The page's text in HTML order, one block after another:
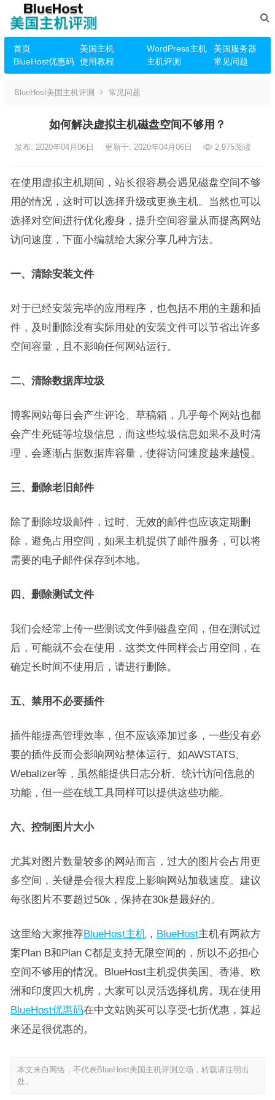
首页 美国主机 WordPress主机
美国服务器
BlueHost优惠码
使用教程 主机评测 常见问题
BlueHost美国主机评测 常见问题
如何解决虚拟主机磁盘空间不够用？
发布: 2020年04月06日 更新于: 2020年04月06日 2,975阅读
在使用虚拟主机期间，站长很容易会遇见磁盘空间不够
用的情况，这时可以选择升级或更换主机。当然也可以
选择对空间进行优化瘦身，提升空间容量从而提高网站
访问速度，下面小编就给大家分享几种方法。
一、清除安装文件
对于已经安装完毕的应用程序，也包括不用的主题和插
件，及时删除没有实际用处的安装文件可以节省出许多
空间容量，且不影响任何网站运行。
二、清除数据库垃圾
博客网站每日会产生评论、草稿箱，几乎每个网站也都
会产生死链等垃圾信息，而这些垃圾信息如果不及时清
理，会逐渐占据数据库容量，使得访问速度越来越慢。
三、删除老旧邮件
除了删除垃圾邮件，过时、无效的邮件也应该定期删
除，避免占用空间，如果主机提供了邮件服务，可以将
需要的电子邮件保存到本地。
四、删除测试文件
我们会经常上传一些测试文件到磁盘空间，但在测试过
后，可能就不会在使用，这类文件同样会占用空间，在
确定长时间不使用后，请进行删除。
五、禁用不必要插件
插件能提高管理效率，但不应该添加过多，一些没有必
要的插件反而会影响网站整体运行。如AWSTATS、
Webalizer等，虽然能提供日志分析、统计访问信息的
功能，但一些在线工具同样可以提供这些功能。
六、控制图片大小
尤其对图片数量较多的网站而言，过大的图片会占用更
多空间，关键是会很大程度上影响网站加载速度。建议
每张图片不要超过50k，保持在30k是最好的。
这里给大家推荐BlueHost主机， BlueHost主机有两款方
案Plan B和Plan C都是支持无限空间的，所以不必担心
空间不够用的情况。BlueHost主机提供美国、香港、欧
洲和印度四大机房，大家可以灵活选择机房。现在使用
BlueHost优惠码在中文站购买可以享受七折优惠，算起
来还是很优惠的。
本文来自网络，不代表BlueHost美国主机评测立场，转载请注明出
处。